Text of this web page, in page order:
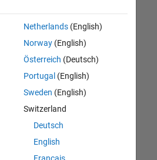
Netherlands(English)
Norway(English)
Österreich (Deutsch)
Portugal (English)
Sweden (English)
Switzerland
Deutsch
English